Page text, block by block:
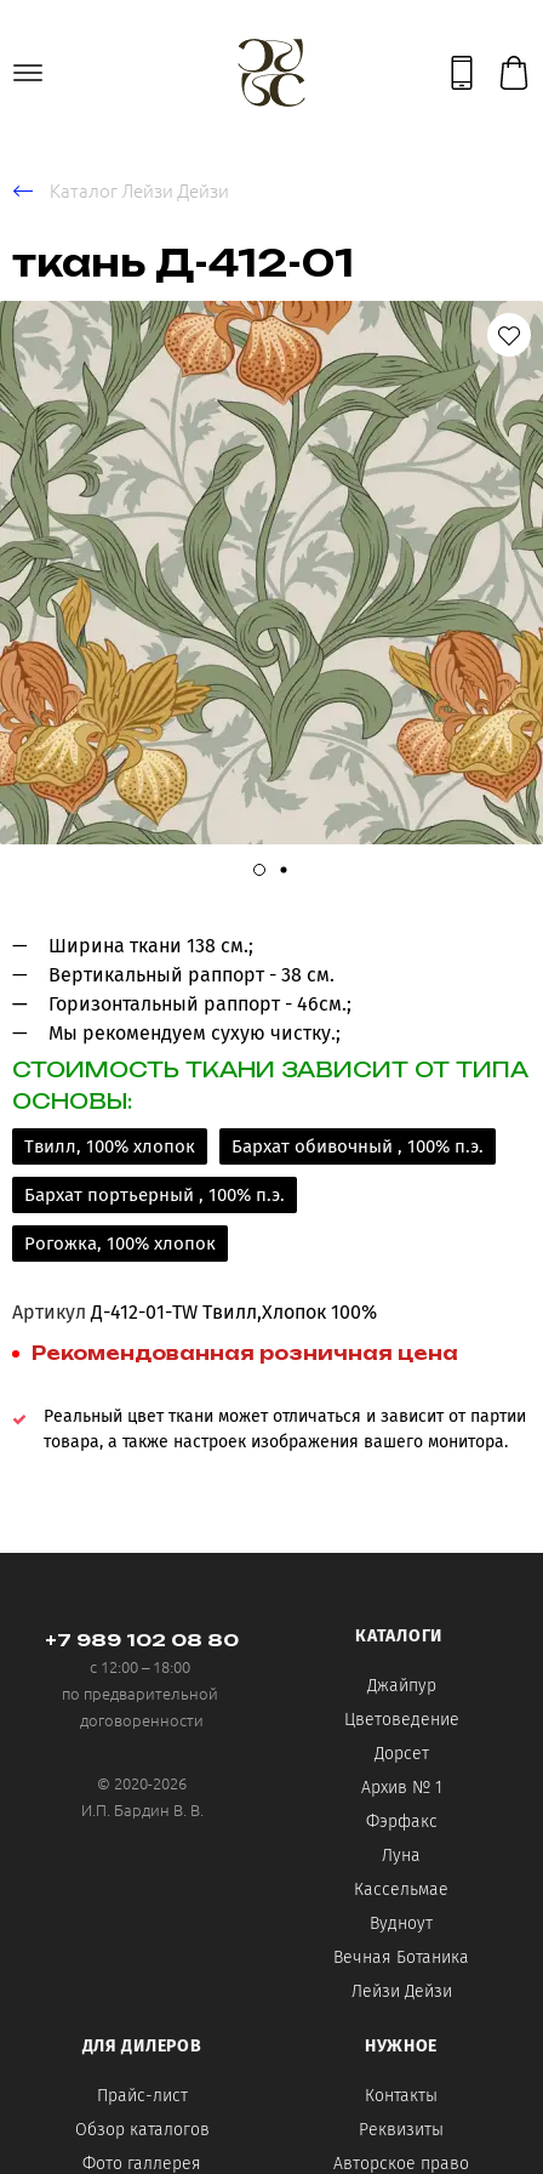
Каталог Лейзи Дейзи
ткань Д-412-01
Ширина ткани 138 см.;
Вертикальный раппорт - 38 см.
Горизонтальный раппорт - 46см.;
Мы рекомендуем сухую чистку.;
СТОИМОСТЬ ТКАНИ ЗАВИСИТ ОТ ТИПА
ОСНОВЫ:
Твилл, 100% хлопок Бархат обивочный , 100% п.э.
Бархат портьерный , 100% п.э.
Рогожка, 100% хлопок
Артикул Д-412-01-TW Твилл,Хлопок 100%
Рекомендованная розничная цена
Реальный цвет ткани может отличаться и зависит от партии
товара, а также настроек изображения вашего монитора.
+7 989 102 08 80
с 12:00 – 18:00
по предварительной
договоренности
© 2020-2026
И.П. Бардин В. В.
КАТАЛОГИ
Джайпур
Цветоведение
Дорсет
Архив № 1
Фэрфакс
Луна
Кассельмае
Вудноут
Вечная Ботаника
Лейзи Дейзи
ДЛЯ ДИЛЕРОВ
Прайс-лист
Обзор каталогов
Фото галлерея
НУЖНОЕ
Контакты
Реквизиты
Авторское право